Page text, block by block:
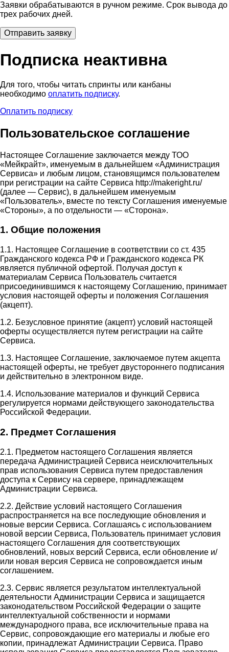
Заявки обрабатываются в ручном режиме. Срок вывода до
трех рабочих дней.
Подписка неактивна
Для того, чтобы читать спринты или канбаны
необходимо оплатить подписку.
Оплатить подписку
Пользовательское соглашение
Настоящее Соглашение заключается между ТОО
«Мейкрайт», именуемым в дальнейшем «Администрация
Сервиса» и любым лицом, становящимся пользователем
при регистрации на сайте Сервиса http://makeright.ru/
(далее — Сервис), в дальнейшем именуемым
«Пользователь», вместе по тексту Соглашения именуемые
«Стороны», а по отдельности — «Сторона».
1. Общие положения
1.1. Настоящее Соглашение в соответствии со ст. 435
Гражданского кодекса РФ и Гражданского кодекса РК
является публичной офертой. Получая доступ к
материалам Сервиса Пользователь считается
присоединившимся к настоящему Соглашению, принимает
условия настоящей оферты и положения Соглашения
(акцепт).
1.2. Безусловное принятие (акцепт) условий настоящей
оферты осуществляется путем регистрации на сайте
Сервиса.
1.3. Настоящее Соглашение, заключаемое путем акцепта
настоящей оферты, не требует двустороннего подписания
и действительно в электронном виде.
1.4. Использование материалов и функций Сервиса
регулируется нормами действующего законодательства
Российской Федерации.
2. Предмет Соглашения
2.1. Предметом настоящего Соглашения является
передача Администрацией Сервиса неисключительных
прав использования Сервиса путем предоставления
доступа к Сервису на сервере, принадлежащем
Администрации Сервиса.
2.2. Действие условий настоящего Соглашения
распространяется на все последующие обновления и
новые версии Сервиса. Соглашаясь с использованием
новой версии Сервиса, Пользователь принимает условия
настоящего Соглашения для соответствующих
обновлений, новых версий Сервиса, если обновление и/
или новая версия Сервиса не сопровождается иным
соглашением.
2.3. Сервис является результатом интеллектуальной
деятельности Администрации Сервиса и защищается
законодательством Российской Федерации о защите
интеллектуальной собственности и нормами
международного права, все исключительные права на
Сервис, сопровождающие его материалы и любые его
копии, принадлежат Администрации Сервиса. Право